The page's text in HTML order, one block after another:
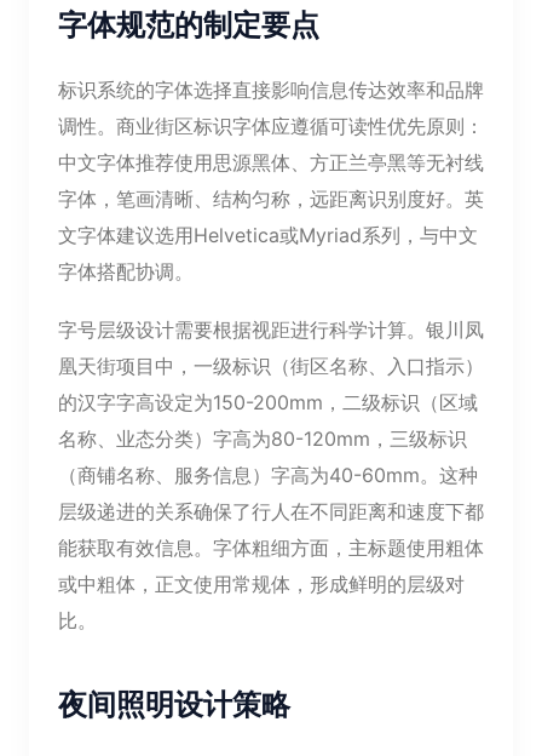
字体规范的制定要点
标识系统的字体选择直接影响信息传达效率和品牌
调性。商业街区标识字体应遵循可读性优先原则：
中文字体推荐使用思源黑体、方正兰亭黑等无衬线
字体，笔画清晰、结构匀称，远距离识别度好。英
文字体建议选用Helvetica或Myriad系列，与中文
字体搭配协调。
字号层级设计需要根据视距进行科学计算。银川凤
凰天街项目中，一级标识（街区名称、入口指示）
的汉字字高设定为150-200mm，二级标识（区域
名称、业态分类）字高为80-120mm，三级标识
（商铺名称、服务信息）字高为40-60mm。这种
层级递进的关系确保了行人在不同距离和速度下都
能获取有效信息。字体粗细方面，主标题使用粗体
或中粗体，正文使用常规体，形成鲜明的层级对
比。
夜间照明设计策略